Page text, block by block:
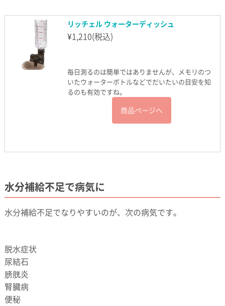
リッチェル ウォーターディッシュ
¥1,210(税込)
毎日測るのは簡単ではありませんが、メモリのつ
いたウォーターボトルなどでだいたいの目安を知
るのも有効ですね。
商品ページへ
水分補給不足で病気に
水分補給不足でなりやすいのが、次の病気です。
脱水症状
尿結石
膀胱炎
腎臓病
便秘